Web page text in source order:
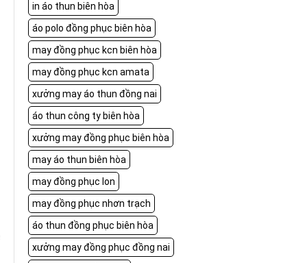
in áo thun biên hòa
áo polo đồng phục biên hòa
may đồng phục kcn biên hòa
may đồng phục kcn amata
xưởng may áo thun đồng nai
áo thun công ty biên hòa
xưởng may đồng phục biên hòa
may áo thun biên hòa
may đồng phục lon
may đồng phục nhơn trạch
áo thun đồng phục biên hòa
xưởng may đồng phục đồng nai